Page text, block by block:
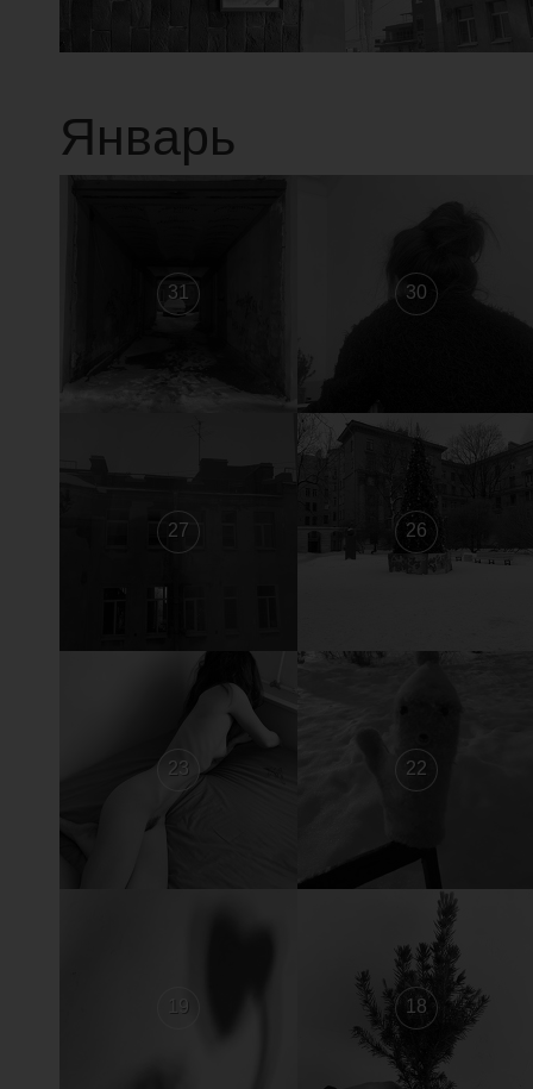
Январь
31 30
27 26
23 22
19 18